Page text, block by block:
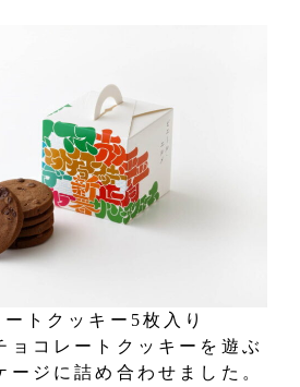
トクッキー5枚入り
ョコレートクッキーを遊ぶ
ージに詰め合わせました。